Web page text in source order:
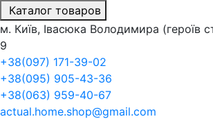
Каталог товаров
м. Київ, Івасюка Володимира (героїв
9
+38(097) 171-39-02
+38(095) 905-43-36
+38(063) 959-40-67
actual.home.shop@gmail.com